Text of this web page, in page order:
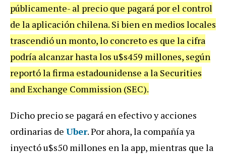
públicamente- al precio que pagará por el control
de la aplicación chilena. Si bien en medios locales
trascendió un monto, lo concreto es que la cifra
podría alcanzar hasta los u$s459 millones, según
reportó la firma estadounidense a la Securities
and Exchange Commission (SEC).
Dicho precio se pagará en efectivo y acciones
ordinarias de Uber. Por ahora, la compañía ya
inyectó u$s50 millones en la app, mientras que la